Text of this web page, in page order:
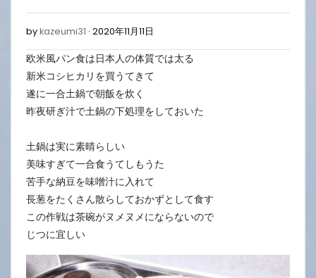
bykazeumi31 2020年11月11日
11
月
欧米風パン食は日本人の体質では太る
新米コシヒカリを買うてきて
遂に一合土鍋で朝飯を炊く
昨夜研ぎ汁で土鍋の下処理をしておいた
土鍋は実に素晴らしい
美味すぎて一合食うてしもうた
苦手な納豆を味噌汁に入れて
長葱をたくさん散らしておかずとして食す
この作戦は茶碗がヌメヌメにならないので
じつに宜しい